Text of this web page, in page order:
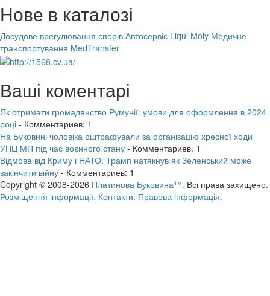
Нове в каталозі
Досудове врегулювання спорів Автосервіс Liqui Moly Медичне
транспортування MedTransfer
Ваші коментарі
Як отримати громадянство Румунії: умови для оформлення в 2024
році - Комментариев: 1
На Буковині чоловіка оштрафували за організацію хресної ходи
УПЦ МП під час воєнного стану - Комментариев: 1
Відмова від Криму і НАТО: Трамп натякнув як Зеленський може
закінчити війну - Комментариев: 1
Copyright © 2008-2026 Платинова Буковина™. Всі права захищено.
Розміщення інформації. Контакти. Правова інформація.